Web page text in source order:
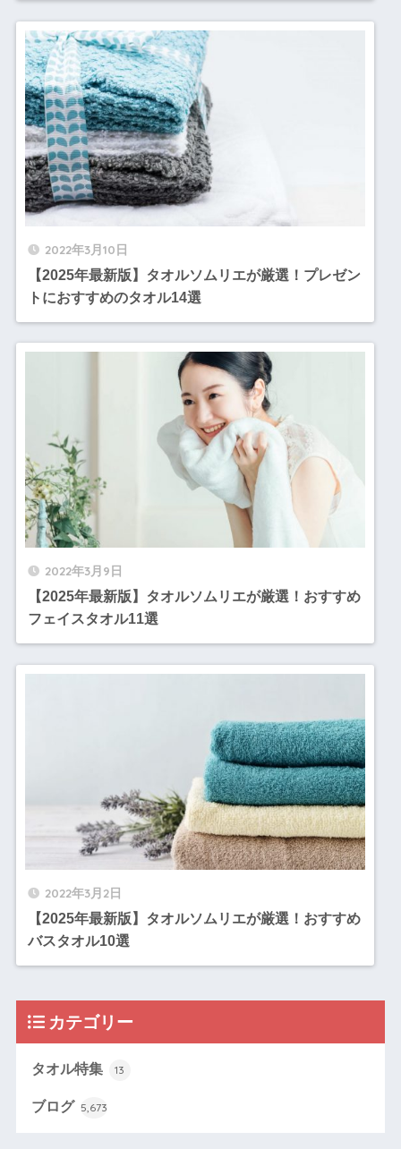
2022年3月10日
【2025年最新版】タオルソムリエが厳選！プレゼン
トにおすすめのタオル14選
2022年3月9日
【2025年最新版】タオルソムリエが厳選！おすすめ
フェイスタオル11選
2022年3月2日
【2025年最新版】タオルソムリエが厳選！おすすめ
バスタオル10選
カテゴリー
タオル特集 13
ブログ 5,673